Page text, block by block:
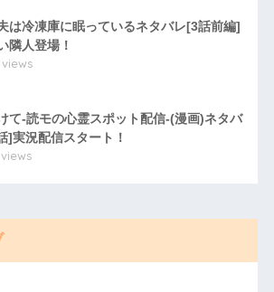
は冷凍庫に眠っているネタバレ[3話前編]
隣人登場！
て-読モの心霊スポット配信-(漫画)ネタバ
]実況配信スタート！